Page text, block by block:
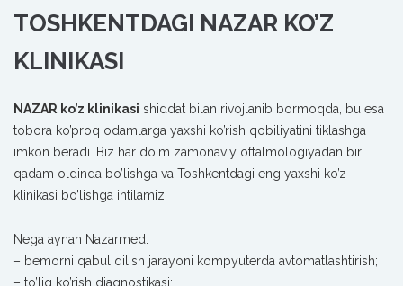
TOSHKENTDAGI NAZAR KO’Z
KLINIKASI
NAZAR ko’z klinikasi shiddat bilan rivojlanib bormoqda, bu esa
tobora ko’proq odamlarga yaxshi ko’rish qobiliyatini tiklashga
imkon beradi. Biz har doim zamonaviy oftalmologiyadan bir
qadam oldinda bo’lishga va Toshkentdagi eng yaxshi ko’z
klinikasi bo’lishga intilamiz.
Nega aynan Nazarmed:
– bemorni qabul qilish jarayoni kompyuterda avtomatlashtirish;
– to’liq ko’rish diagnostikasi;